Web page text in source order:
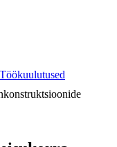
Töökuulutused